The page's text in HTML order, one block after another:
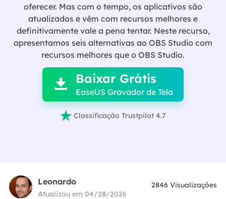
oferecer. Mas com o tempo, os aplicativos são
atualizados e vêm com recursos melhores e
definitivamente vale a pena tentar. Neste recurso,
apresentamos seis alternativas ao OBS Studio com
recursos melhores que o OBS Studio.

 Baixar Grátis
EaseUS Gravador de Tela
 Classificação Trustpilot 4.7
Leonardo
Atualizou em 04/28/2026
2846 Visualizações